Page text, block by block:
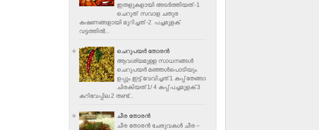
ഇതളുകളായി അടര്‍ത്തിയത് -1
ചെറുത് സവാള ചതുര
കഷണങ്ങളായി മുറിച്ചത് -2 പച്ചമുളക്
വട്ടത്തില്‍...
ചെറുപയർ തോരൻ
ആവശ്യമുള്ള സാധനങ്ങൾ
ചെറുപയർ മഞ്ഞൾപൊടിയും
ഉപ്പും ഇട്ട് വേവിച്ചത് 1 കപ്പ് തേങ്ങാ
ചിരകിയത് 1/ 4 കപ്പ് പച്ചമുളക് 3
കറിവേപ്പില 2 തണ്ട്...
ചീര തോരന്‍
ചീര തോരന്‍ ചേരുവകള്‍ ചീര –